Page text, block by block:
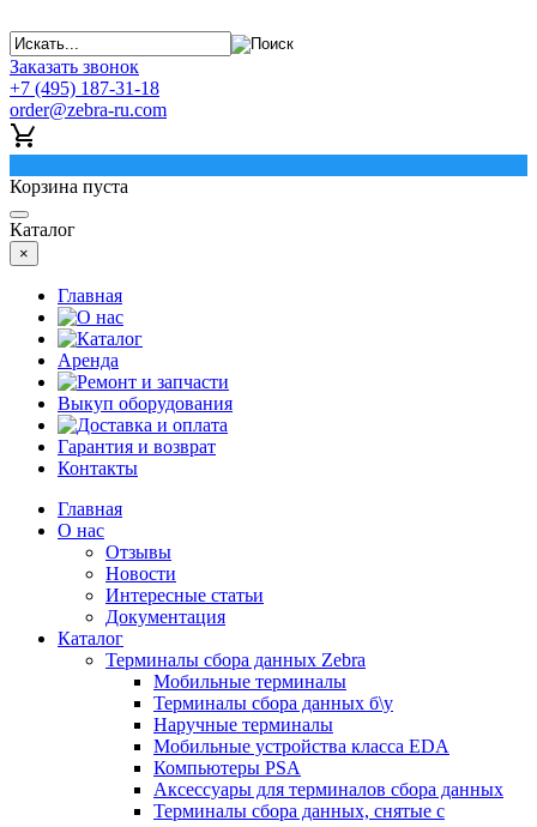
Заказать звонок
+7 (495) 187-31-18
order@zebra-ru.com
Корзина пуста
Каталог
×
Главная
О нас
Каталог
Аренда
Ремонт и запчасти
Выкуп оборудования
Доставка и оплата
Гарантия и возврат
Контакты
Главная
О нас
Отзывы
Новости
Интересные статьи
Документация
Каталог
Терминалы сбора данных Zebra
Мобильные терминалы
Терминалы сбора данных б\у
Наручные терминалы
Мобильные устройства класса EDA
Компьютеры PSA
Аксессуары для терминалов сбора данных
Терминалы сбора данных, снятые с